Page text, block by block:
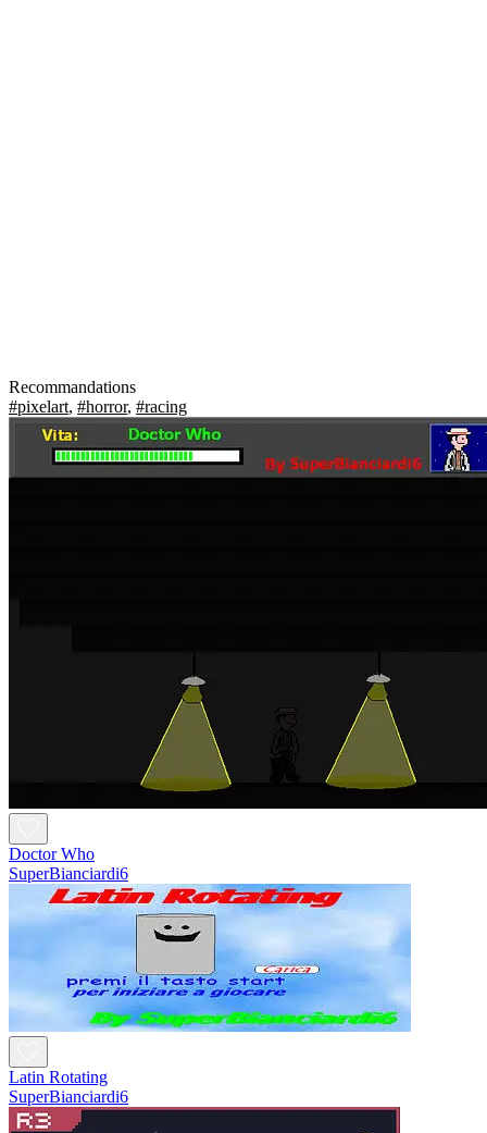
Recommandations
#pixelart, #horror, #racing
Doctor Who
SuperBianciardi6
Latin Rotating
SuperBianciardi6